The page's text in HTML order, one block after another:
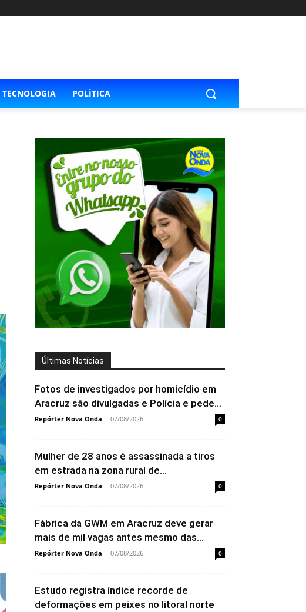
TECNOLOGIA POLÍTICA
Últimas Notícias
Fotos de investigados por homicídio em
Aracruz são divulgadas e Polícia e pede...
Repórter Nova Onda - 07/08/2026 0
Mulher de 28 anos é assassinada a tiros
em estrada na zona rural de...
Repórter Nova Onda - 07/08/2026 0
Fábrica da GWM em Aracruz deve gerar
mais de mil vagas antes mesmo das...
Repórter Nova Onda - 07/08/2026 0
Estudo registra índice recorde de
deformações em peixes no litoral norte